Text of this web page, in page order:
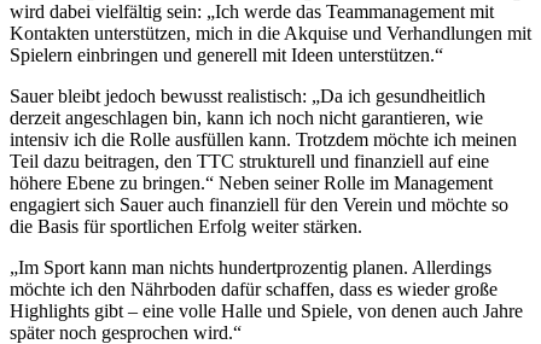
wird dabei vielfältig sein: „Ich werde das Teammanagement mit
Kontakten unterstützen, mich in die Akquise und Verhandlungen mit
Spielern einbringen und generell mit Ideen unterstützen.“
Sauer bleibt jedoch bewusst realistisch: „Da ich gesundheitlich
derzeit angeschlagen bin, kann ich noch nicht garantieren, wie
intensiv ich die Rolle ausfüllen kann. Trotzdem möchte ich meinen
Teil dazu beitragen, den TTC strukturell und finanziell auf eine
höhere Ebene zu bringen.“ Neben seiner Rolle im Management
engagiert sich Sauer auch finanziell für den Verein und möchte so
die Basis für sportlichen Erfolg weiter stärken.
„Im Sport kann man nichts hundertprozentig planen. Allerdings
möchte ich den Nährboden dafür schaffen, dass es wieder große
Highlights gibt – eine volle Halle und Spiele, von denen auch Jahre
später noch gesprochen wird.“